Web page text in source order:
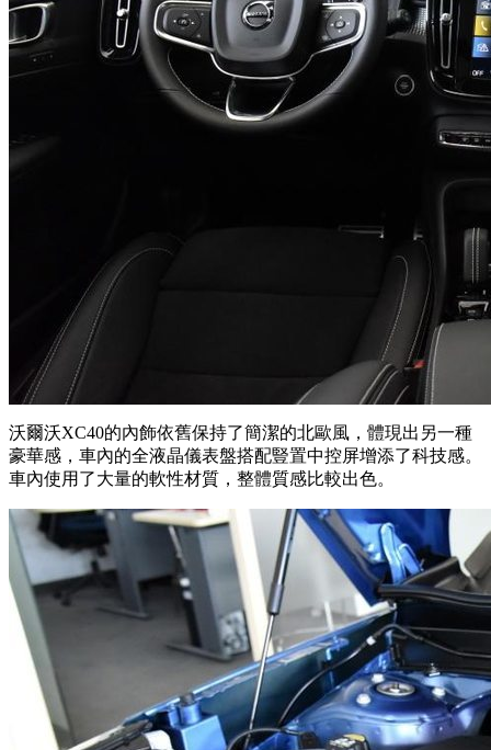
沃爾沃XC40的內飾依舊保持了簡潔的北歐風，體現出另一種
豪華感，車內的全液晶儀表盤搭配豎置中控屏增添了科技感。
車內使用了大量的軟性材質，整體質感比較出色。